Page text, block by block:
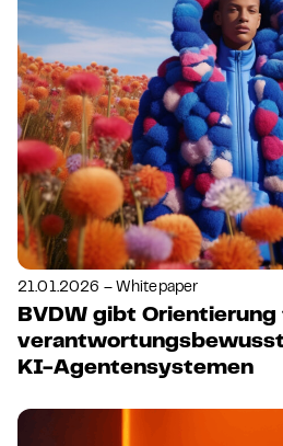
21.01.2026 – Whitepaper
BVDW gibt Orientierung
KI-Agentensystemen